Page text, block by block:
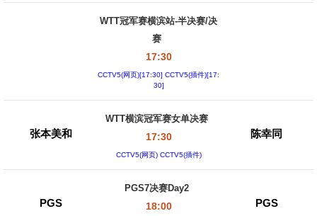
WTT冠军赛横滨站-半决赛/决
赛
17:30
CCTV5(网页)[17:30] CCTV5(插件)[17:
30]
张本美和
WTT横滨冠军赛女单决赛
17:30
CCTV5(网页) CCTV5(插件)
陈幸同
PGS
PGS7决赛Day2
18:00 PGS